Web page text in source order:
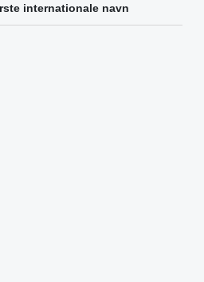
internationale navn